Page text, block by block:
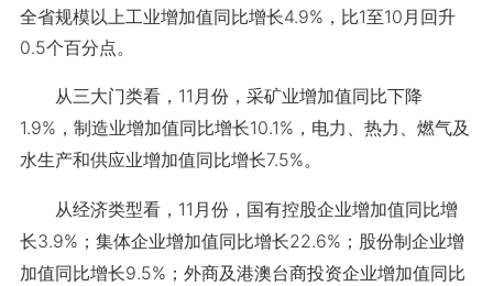
全省规模以上工业增加值同比增长4.9%，比1至10月回升
0.5个百分点。
从三大门类看，11月份，采矿业增加值同比下降
1.9%，制造业增加值同比增长10.1%，电力、热力、燃气及
水生产和供应业增加值同比增长7.5%。
从经济类型看，11月份，国有控股企业增加值同比增
长3.9%；集体企业增加值同比增长22.6%；股份制企业增
加值同比增长9.5%；外商及港澳台商投资企业增加值同比